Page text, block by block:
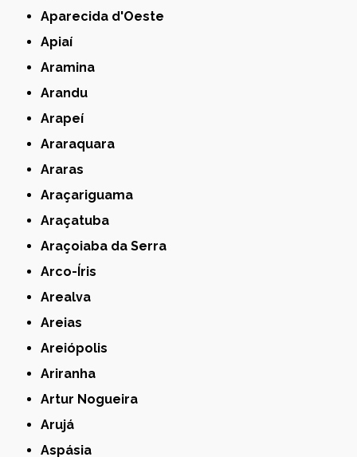
Aparecida d'Oeste
Apiaí
Aramina
Arandu
Arapeí
Araraquara
Araras
Araçariguama
Araçatuba
Araçoiaba da Serra
Arco-Íris
Arealva
Areias
Areiópolis
Ariranha
Artur Nogueira
Arujá
Aspásia